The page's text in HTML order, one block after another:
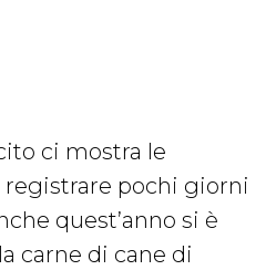
ci mostra le
pochi giorni
quest’anno si è
carne di cane di